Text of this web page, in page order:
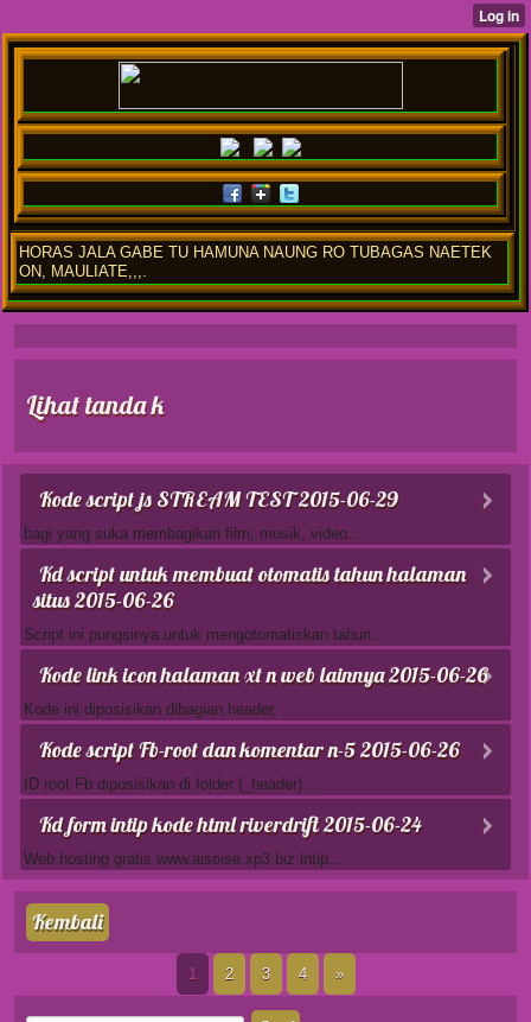
HORAS JALA GABE TU HAMUNA NAUNG RO TUBAGAS NAETEK
ON, MAULIATE,,,.
Lihat tanda k
Kode script js STREAM TEST2015-06-29
bagi yang suka membagikan film, musik, video...
Kd script untuk membuat otomatis tahun halaman
situs2015-06-26
Script ini pungsinya untuk mengotomatiskan tahun...
Kode link icon halaman xt n web lainnya2015-06-26
Kode ini diposisikan dibagian header,
Kode script Fb-root dan komentar n-52015-06-26
ID root Fb diposisikan di folder (_header) ...
Kd form intip kode html riverdrift2015-06-24
Web hosting gratis www.aisoise.xp3.biz intip...
Kembali
1 2 3 4 »